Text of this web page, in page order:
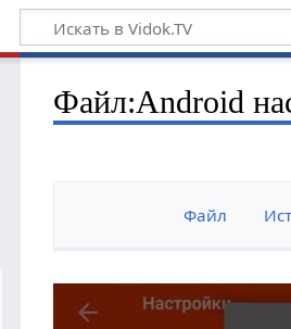
Файл:Android
Файл